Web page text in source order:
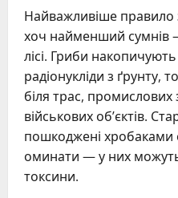
Найважливіше правило
хоч найменший сумнів
лісі. Гриби
радіонукліди з ґрунту,
біля трас,
військових об’єктів.
пошкоджені
оминати — у них
токсини.